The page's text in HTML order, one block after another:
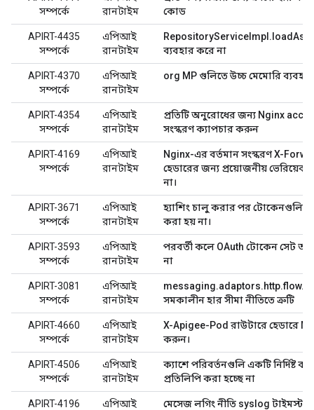
সম্পর্কে
রানটাইম
কোড
APIRT-4435
সম্পর্কে
এপিআই
রানটাইম
ব্যবহার করে না
APIRT-4370
সম্পর্কে
এপিআই
রানটাইম
org MP গুলিতে উচ্চ মেমোরি ব্যবহার
APIRT-4354
সম্পর্কে
এপিআই
রানটাইম
প্রতিটি অনুরোধের জন্য Nginx
সংস্করণ ক্যাপচার করুন
APIRT-4169
সম্পর্কে
এপিআই
রানটাইম
Nginx-এর বর্তমান সংস্করণ X-
হেডারের জন্য প্রয়োজনীয় ভেরিয়েবল
না।
APIRT-3671
সম্পর্কে
এপিআই
রানটাইম
হ্যাশিং চালু করার পর টোকেনগুলি
করা হয় না।
APIRT-3593
সম্পর্কে
এপিআই
রানটাইম
পরবর্তী কলে OAuth টোকেন সেট
না
APIRT-3081
সম্পর্কে
এপিআই
রানটাইম
সমকালীন হার সীমা নীতিতে ত্রুটি
APIRT-4660
সম্পর্কে
এপিআই
রানটাইম
X-Apigee-Pod রাউটারে হেডারে
করুন।
APIRT-4506
সম্পর্কে
এপিআই
রানটাইম
ক্যাশে পরিবর্তনগুলি একটি নির্দিষ্ট
প্রতিলিপি করা হচ্ছে না
APIRT-4196
এপিআই
মেসেজ লগিং নীতি syslog